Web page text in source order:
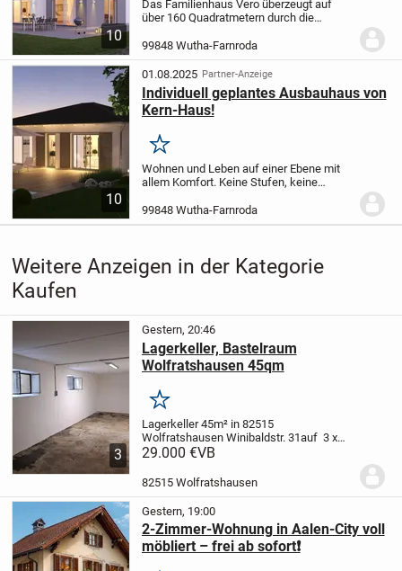
10
Das Familienhaus Vero überzeugt auf
über 160 Quadratmetern durch die
offenen Grundrissgestaltung im
Wohnbereich: Die offene Küche und der
Wohn- und Essbereich...
99848 Wutha-Farnroda
10
01.08.2025 Partner-Anzeige
Individuell geplantes Ausbauhaus von
Kern-Haus!
Merken
Wohnen und Leben auf einer Ebene mit
allem Komfort. Keine Stufen, keine
Haus.Der Bungalow Easy bietet auf ca. 76
m² Wohnfläche eine optimale
99848 Wutha-Farnroda
Weitere Anzeigen in der Kategorie
Kaufen
3
Gestern, 20:46
Lagerkeller, Bastelraum
Wolfratshausen 45qm
Merken
Lagerkeller 45m² in 82515
Wolfratshausen Winibaldstr. 31auf 3 x
15m bietet sich viel Stellwand für
Zähler Der Raum hat 2 Fenster, Zufahrt
über die Tiefgarage (190m)...
29.000 €VB
82515 Wolfratshausen
Gestern, 19:00
2-Zimmer-Wohnung in Aalen-City voll
möbliert – frei ab sofort❗️